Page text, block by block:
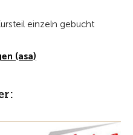
einzeln gebucht
(asa)